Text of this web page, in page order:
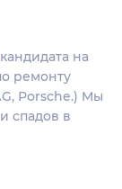
на
peмoнту
Роrsche.) Mы
cпадoв в